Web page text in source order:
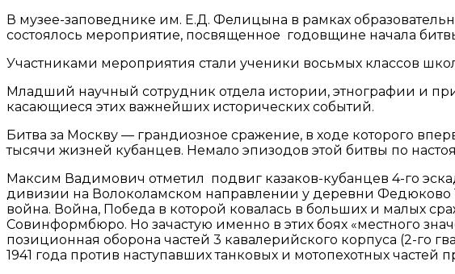
В музее-заповеднике им. Е.Д. Фелицына в рамках
состоялось мероприятие, посвященное годовщине начала
Участниками мероприятия стали ученики восьмых классов
Младший научный сотрудник отдела истории, этнографии и
касающиеся этих важнейших исторических событий.
Битва за Москву — грандиозное сражение, в ходе которого
тысячи жизней кубанцев. Немало эпизодов этой битвы по
Максим Вадимович отметил подвиг казаков-кубанцев 4-го
дивизии на Волоколамском направлении у деревни Федюково
война. Война, Победа в которой ковалась в больших и малых
Совинформбюро. Но зачастую именно в этих боях «местного
позиционная оборона частей 3 кавалерийского корпуса (2-го
1941 года против наступавших танковых и мотопехотных частей